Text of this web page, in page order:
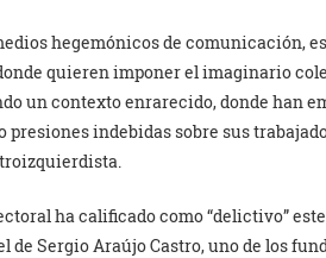
hegemónicos de comunicación,
quieren imponer el imaginario
un contexto enrarecido, donde han
indebidas sobre sus
ha calificado como “delictivo”
de Sergio Araújo Castro, uno de los